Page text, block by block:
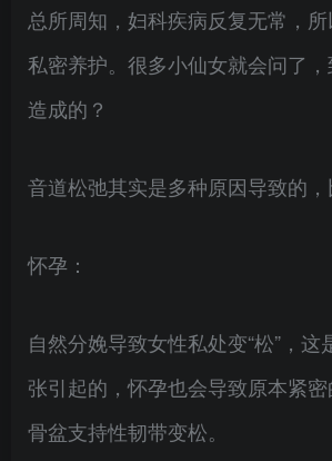
总所周知，妇科疾病反复无常，
私密养护。很多小仙女就会问了
造成的？
音道松弛其实是多种原因导致的，
怀孕：
自然分娩导致女性私处变“松”，
张引起的，怀孕也会导致原本紧密
骨盆支持性韧带变松。